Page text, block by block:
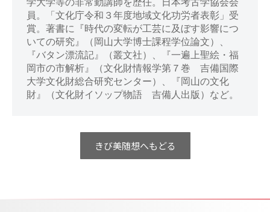
員。「文化庁令和３年度地域文化功労者表彰」受
賞。著書に『時代の変転が工芸に及ぼす影響につ
いての研究』（岡山大学博士課程学位論文）、
『バタン漂流記』（叢文社）、『一遍上聖絵・福
岡市の市解析』（文化財情報学第７巻　吉備国際
大学文化財総合研究センター）、『岡山の文化
財』（文化財イソップ物語　吉備人出版）など。
きび美随想へもどる